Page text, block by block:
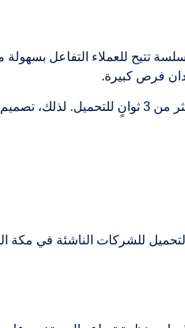
تتيح للعملاء التفاعل
فرص كبيرة.
المستخدم اليوم لا يملك وقتًا طويلًا للانتظار؛ فقد أظهرت الدراسات أن
التحميل للشركات الناشئة في مكة